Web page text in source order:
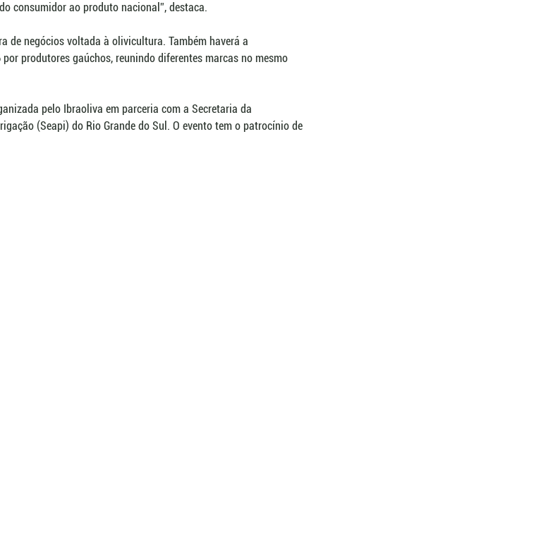
consumidor ao produto nacional”, destaca.
de negócios voltada à olivicultura. Também haverá a
produtores gaúchos, reunindo diferentes marcas no mesmo
pelo Ibraoliva em parceria com a Secretaria da
(Seapi) do Rio Grande do Sul. O evento tem o patrocínio de